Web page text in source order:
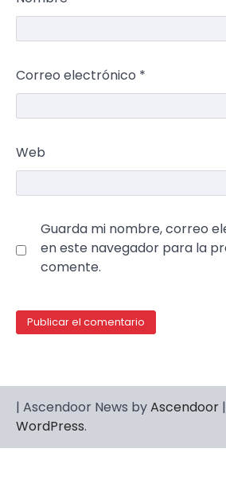
Correo electrónico *
Web
Guarda mi nombre, correo
en este navegador para la
comente.
| Ascendoor News byAscendoor
WordPress.